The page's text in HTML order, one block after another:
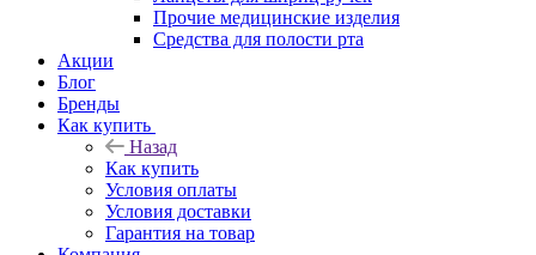
Прочие медицинские изделия
Средства для полости рта
Акции
Блог
Бренды
Как купить
Назад
Как купить
Условия оплаты
Условия доставки
Гарантия на товар